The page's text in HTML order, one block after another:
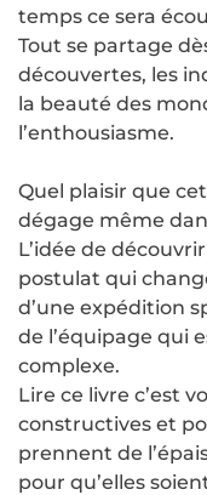
temps ce sera
Tout se partage
découvertes, les
la beauté des
l’enthousiasme.
Quel plaisir que
dégage même
L’idée de
postulat qui
d’une expédition
de l’équipage qui
complexe.
Lire ce livre c’est
constructives et
prennent de
pour qu’elles